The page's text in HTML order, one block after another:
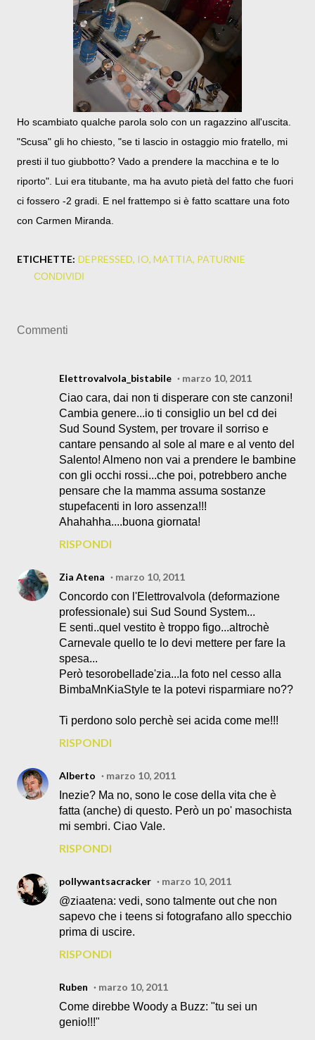
Ho scambiato qualche parola solo con un ragazzino all'uscita.
"Scusa" gli ho chiesto, "se ti lascio in ostaggio mio fratello, mi
presti il tuo giubbotto? Vado a prendere la macchina e te lo
riporto". Lui era titubante, ma ha avuto pietà del fatto che fuori
ci fossero -2 gradi. E nel frattempo si è fatto scattare una foto
con Carmen Miranda.
ETICHETTE: DEPRESSED IO MATTIA PATURNIE
CONDIVIDI
Commenti
Elettrovalvola_bistabile
marzo 10, 2011
Ciao cara, dai non ti disperare con ste canzoni!
Cambia genere...io ti consiglio un bel cd dei
Sud Sound System, per trovare il sorriso e
cantare pensando al sole al mare e al vento del
Salento! Almeno non vai a prendere le bambine
con gli occhi rossi...che poi, potrebbero anche
pensare che la mamma assuma sostanze
stupefacenti in loro assenza!!!
Ahahahha....buona giornata!
RISPONDI
Zia Atena
marzo 10, 2011
Concordo con l'Elettrovalvola (deformazione
professionale) sui Sud Sound System...
E senti..quel vestito è troppo figo...altrochè
Carnevale quello te lo devi mettere per fare la
spesa...
Però tesorobellade'zia...la foto nel cesso alla
BimbaMnKiaStyle te la potevi risparmiare no??
Ti perdono solo perchè sei acida come me!!!
RISPONDI
Alberto
marzo 10, 2011
Inezie? Ma no, sono le cose della vita che è
fatta (anche) di questo. Però un po' masochista
mi sembri. Ciao Vale.
RISPONDI
pollywantsacracker
marzo 10, 2011
@ziaatena: vedi, sono talmente out che non
sapevo che i teens si fotografano allo specchio
prima di uscire.
RISPONDI
Ruben
marzo 10, 2011
Come direbbe Woody a Buzz: "tu sei un
genio!!!"